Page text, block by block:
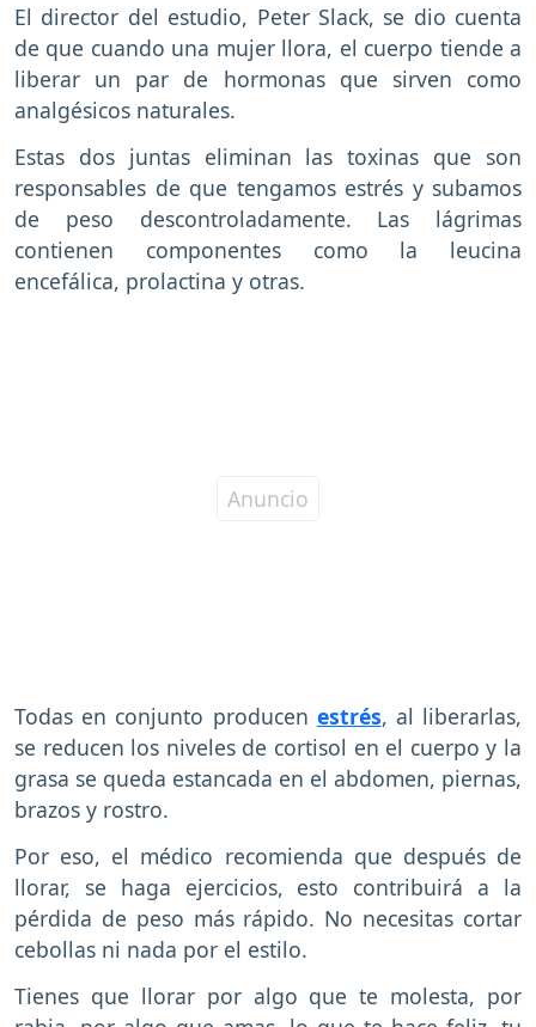
El director del estudio, Peter Slack, se dio cuenta
de que cuando una mujer llora, el cuerpo tiende a
liberar un par de hormonas que sirven como
analgésicos naturales.
Estas dos juntas eliminan las toxinas que son
responsables de que tengamos estrés y subamos
de peso descontroladamente. Las lágrimas
contienen componentes como la leucina
encefálica, prolactina y otras.
Todas en conjunto producen estrés, al liberarlas,
se reducen los niveles de cortisol en el cuerpo y la
grasa se queda estancada en el abdomen, piernas,
brazos y rostro.
Por eso, el médico recomienda que después de
llorar, se haga ejercicios, esto contribuirá a la
pérdida de peso más rápido. No necesitas cortar
cebollas ni nada por el estilo.
Tienes que llorar por algo que te molesta, por